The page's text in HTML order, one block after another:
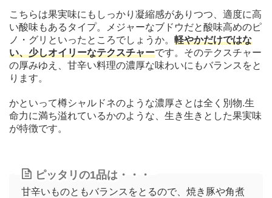
こちらは果実味にもしっかり凝縮感がありつつ、適度に高
い酸味もあるタイプ。メジャーなブドウだと酸味高めのピ
ノ・グリといったところでしょうか。 軽やかだけではな
い、少しオイリーなテクスチャーです。そのテクスチャー
の厚みゆえ、甘辛い料理の濃厚な味わいにもバランスをと
ります。
かといって樽シャルドネのような濃厚さとは全く別物.生
命力に満ち溢れているかのような、生き生きとした果実味
が特徴です。
ピッタリの1品は・・・
甘辛いものともバランスをとるので、焼き豚や角煮